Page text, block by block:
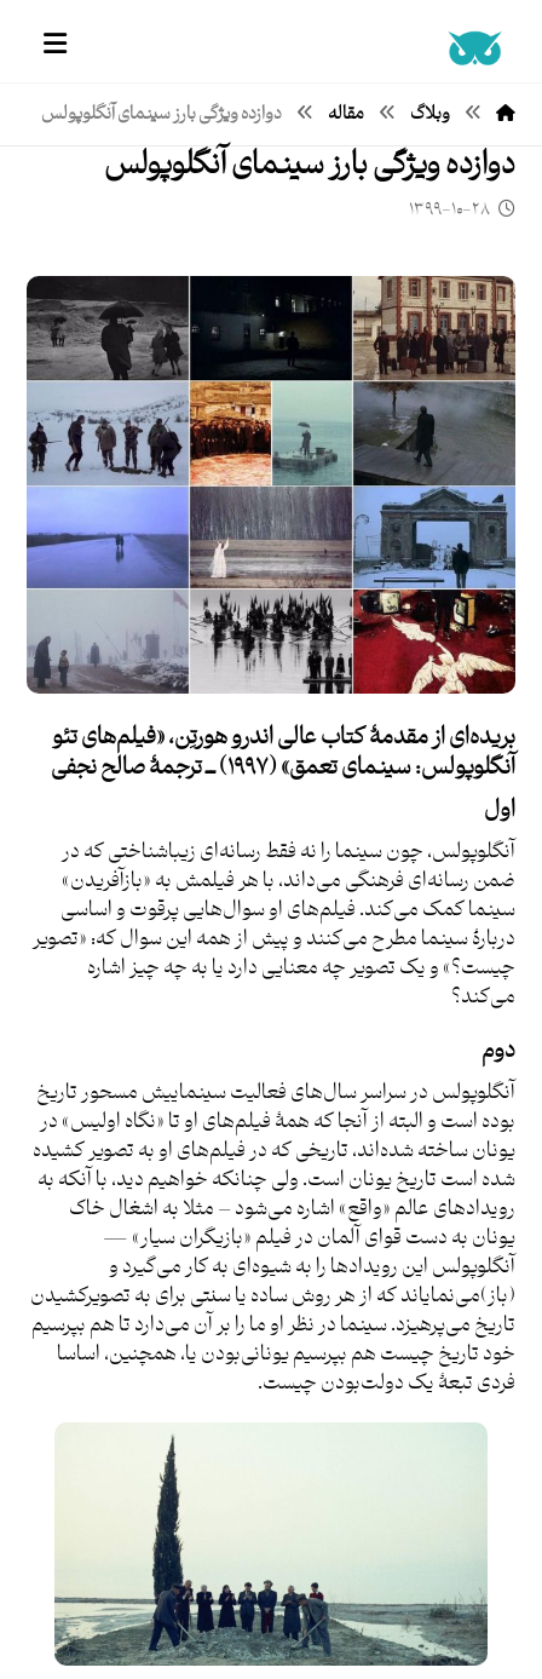
وبلاگ مقاله دوازده ویژگی بارز سینمای آنگلوپولس
دوازده ویژگی بارز سینمای آنگلوپولس
۱۳۹۹-۱۰-۲۸
بریده‌ای از مقدمۀ کتاب عالی اندرو هورتِن، «فیلم‌هایتئو
آنگلوپولس: سینمای تعمق» (۱۹۹۷) ــ ترجمۀ
صالح نجفی
اول
آنگلوپولس، چون سینما را نه فقط رسانه‌ای زیباشناختی که در
ضمن رسانه‌ای فرهنگی می‌داند، با هر فیلمش به «بازآفریدن»
سینما کمک می‌کند. فیلم‌های او سوال‌هایی پرقوت و اساسی
دربارۀ سینما مطرح می‌کنند و پیش از همه این سوال که: «تصویر
چیست؟» و یک تصویر چه معنایی دارد یا به چه چیز اشاره
می‌کند؟
دوم
آنگلوپولس در سراسر سال‌های فعالیت سینماییش مسحور تاریخ
بوده است و البته از آنجا که همۀ فیلم‌های او تا «نگاه اولیس» در
یونان ساخته شده‌اند، تاریخی که در فیلم‌های او به تصویر کشیده
شده است تاریخ یونان است. ولی چنانکه خواهیم دید، با آنکه به
رویدادهای عالم «واقع» اشاره می‌شود – مثلا به اشغال خاک
یونان به دست قوای آلمان در فیلم «بازیگران سیار» —
آنگلوپولس این رویدادها را به شیوه‌ای به کار می‌گیرد و
(باز)می‌نمایاند که از هر روش ساده یا سنتی برای به تصویرکشیدن
تاریخ می‌پرهیزد. سینما در نظر او ما را بر آن می‌دارد تا هم بپرسیم
خود تاریخ چیست هم بپرسیم یونانی‌بودن یا، همچنین، اساسا
فردی تبعۀ یک دولت‌بودن چیست.